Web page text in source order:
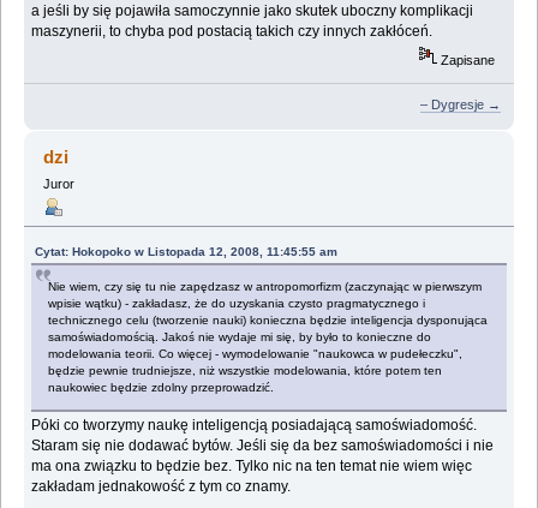
a jeśli by się pojawiła samoczynnie jako skutek uboczny komplikacji
maszynerii, to chyba pod postacią takich czy innych zakłóceń.
Zapisane
– Dygresje →
dzi
Juror
Cytat: Hokopoko w Listopada 12, 2008, 11:45:55 am
Nie wiem, czy się tu nie zapędzasz w antropomorfizm (zaczynając w pierwszym
wpisie wątku) - zakładasz, że do uzyskania czysto pragmatycznego i
technicznego celu (tworzenie nauki) konieczna będzie inteligencja dysponująca
samoświadomością. Jakoś nie wydaje mi się, by było to konieczne do
modelowania teorii. Co więcej - wymodelowanie "naukowca w pudełeczku",
będzie pewnie trudniejsze, niż wszystkie modelowania, które potem ten
naukowiec będzie zdolny przeprowadzić.
Póki co tworzymy naukę inteligencją posiadającą samoświadomość.
Staram się nie dodawać bytów. Jeśli się da bez samoświadomości i nie
ma ona związku to będzie bez. Tylko nic na ten temat nie wiem więc
zakładam jednakowość z tym co znamy.